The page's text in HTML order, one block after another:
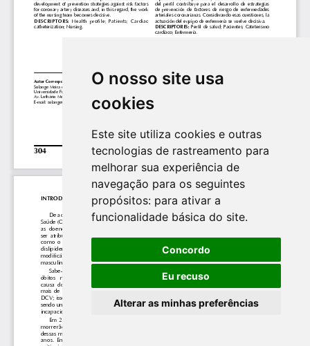
O nosso site usa
cookies
Este site utiliza cookies e outras
tecnologias de rastreamento para
melhorar sua experiência de
navegação para os seguintes
propósitos: para ativar a
funcionalidade básica do site.
Concordo
Eu recuso
Alterar as minhas preferências